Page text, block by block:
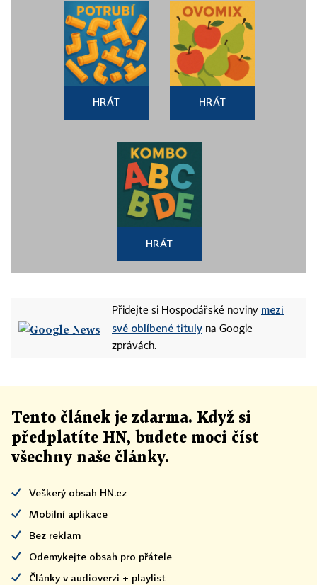
HRÁT HRÁT
HRÁT
Přidejte si Hospodářské noviny mezi
své oblíbené tituly na Google
zprávách.
Tento článek je zdarma. Když si
předplatíte HN, budete moci číst
všechny naše články.
Veškerý obsah HN.cz
Mobilní aplikace
Bez reklam
Odemykejte obsah pro přátele
Články v audioverzi + playlist